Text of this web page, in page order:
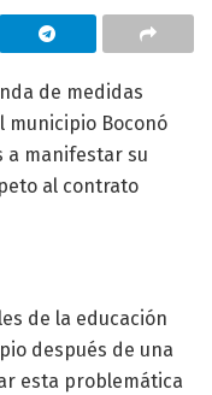
de medidas
municipio Boconó
a manifestar su
al contrato
de la educación
después de una
esta problemática